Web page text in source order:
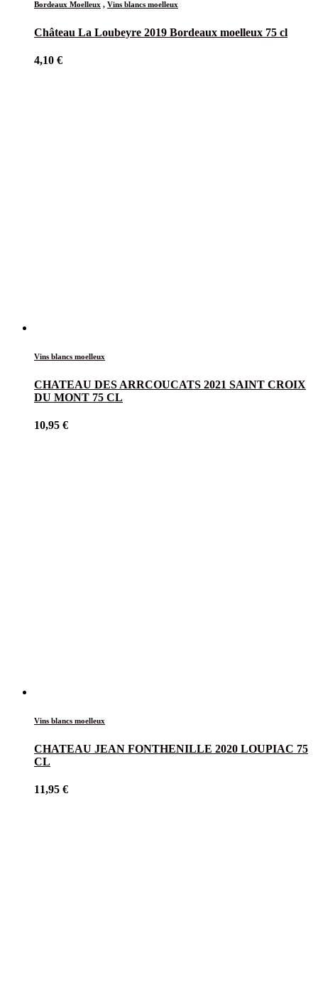
Bordeaux Moelleux , Vins blancs moelleux
Château La Loubeyre 2019 Bordeaux moelleux 75 cl
4,10 €
Vins blancs moelleux
CHATEAU DES ARRCOUCATS 2021 SAINT CROIX
DU MONT 75 CL
10,95 €
Vins blancs moelleux
CHATEAU JEAN FONTHENILLE 2020 LOUPIAC 75
CL
11,95 €